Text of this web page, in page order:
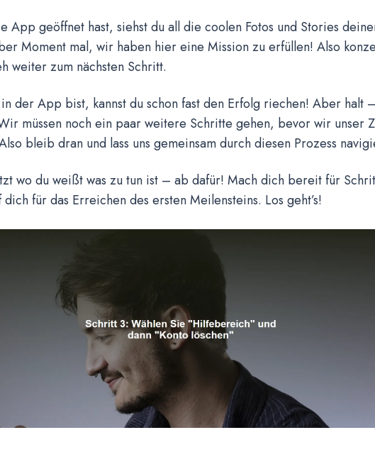
App geöffnet hast, siehst du all die coolen Fotos und Stories
Moment mal, wir haben hier eine Mission zu erfüllen! Also
weiter zum nächsten Schritt.
der App bist, kannst du schon fast den Erfolg riechen! Aber halt
müssen noch ein paar weitere Schritte gehen, bevor wir unser
bleib dran und lass uns gemeinsam durch diesen Prozess
wo du weißt was zu tun ist – ab dafür! Mach dich bereit für
dich für das Erreichen des ersten Meilensteins. Los geht’s!